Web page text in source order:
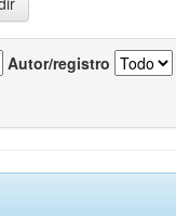
Autor/registro